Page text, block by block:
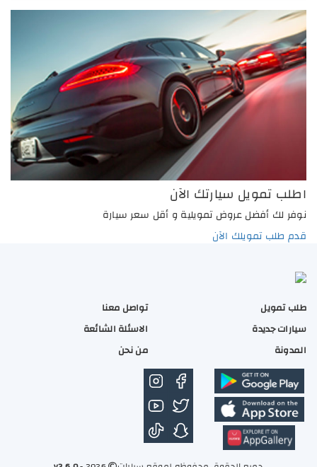
اطلب تمويل سيارتك الآن
نوفر لك أفضل عروض تمويلية و أقل سعر سيارة
قدم طلب تمويلك الآن
طلب تمويل
سيارات جديدة
المدونة
تواصل معنا
الاسئلة الشائعة
من نحن